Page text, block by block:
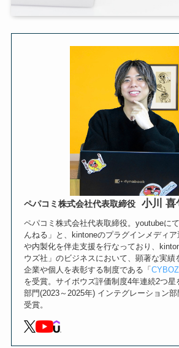
ペパコミ株式会社代表取締役 小川 喜
ペパコミ株式会社代表取締役。youtubeに
んねる」と、kintoneのプラグインメディ
や内製化を伴走支援を行なっており、
ウズ社」のビジネスにおいて、顕著な実績
企業や個人を表彰する制度である「
を受賞。サイボウズ評価制度4年連続2つ星
部門(2023～2025年) インテグレーション部
受賞。